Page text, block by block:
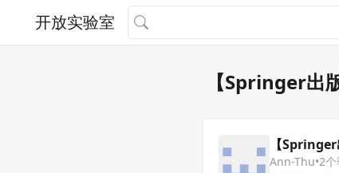
开放实验室
【Springer出
【
Ann-Thu•2